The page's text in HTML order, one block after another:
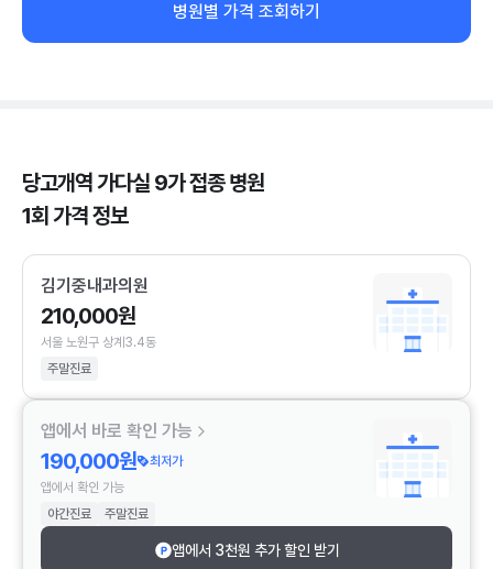
병원별 가격 조회하기
당고개역 가다실 9가 접종 병원
1회 가격 정보
김기중내과의원
210,000원
서울 노원구 상계3.4동
주말진료
앱에서 바로 확인 가능
190,000원
최저가
앱에서 확인 가능
야간진료
주말진료
앱에서 3천원 추가 할인 받기